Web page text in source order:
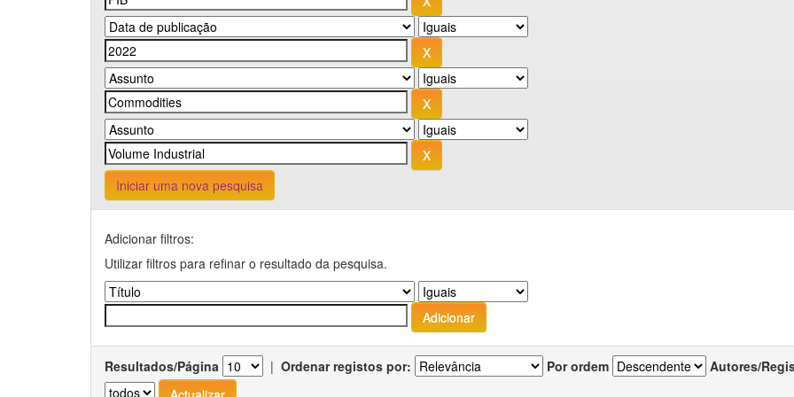
Iniciar uma nova pesquisa
Adicionar filtros:
Utilizar filtros para refinar o resultado da pesquisa.
Resultados/Página | Ordenar registos por: Por ordem Autores/